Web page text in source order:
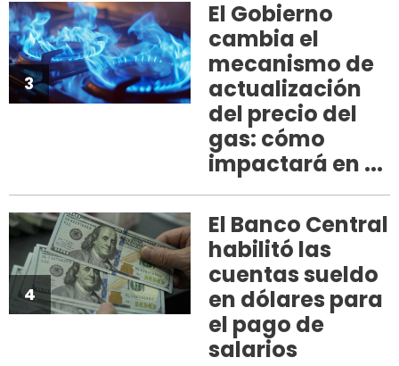
3
El Gobierno
cambia el
mecanismo de
actualización
del precio del
gas: cómo
impactará en ...
4
El Banco Central
habilitó las
cuentas sueldo
en dólares para
el pago de
salarios